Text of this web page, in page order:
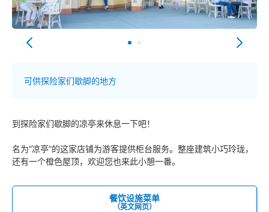
可供探险家们歇脚的地方
到探险家们歇脚的凉亭来休息一下吧！
名为“凉亭”的这家店铺为游客提供柜台服务。整座建筑小巧玲珑，
还有一个橙色屋顶，欢迎您也来此小憩一番。
餐饮设施菜单
（英文网页）